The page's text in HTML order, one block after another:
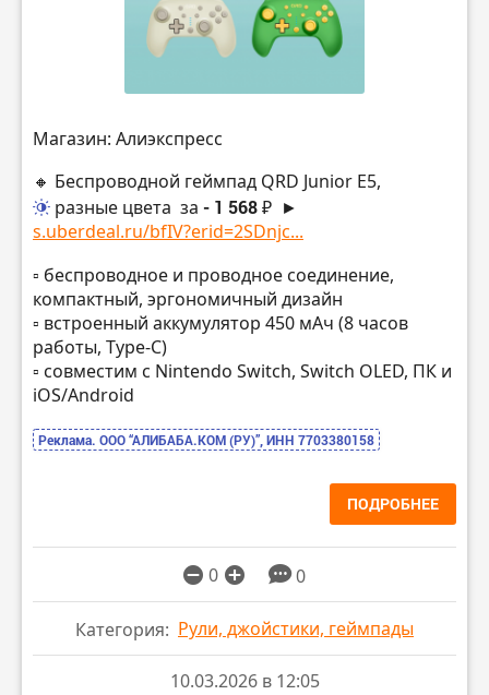
Магазин: Алиэкспресс
🔸 Беспроводной геймпад QRD Junior E5,
разные цвета за - 1 568 ₽ ►
s.uberdeal.ru/bfIV?erid=2SDnjc...
▫️ беспроводное и проводное соединение,
компактный, эргономичный дизайн
▫️ встроенный аккумулятор 450 мАч (8 часов
работы, Type-C)
▫️ совместим с Nintendo Switch, Switch OLED, ПК и
iOS/Android
Реклама. ООО “АЛИБАБА.КОМ (РУ)”, ИНН 7703380158
ПОДРОБНЕЕ
0 0
Категория: Рули, джойстики, геймпады
10.03.2026 в 12:05